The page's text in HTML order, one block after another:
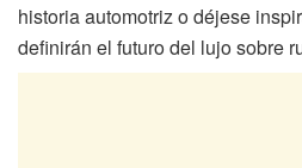
historia automotriz o déjese
definirán el futuro del lujo sobre